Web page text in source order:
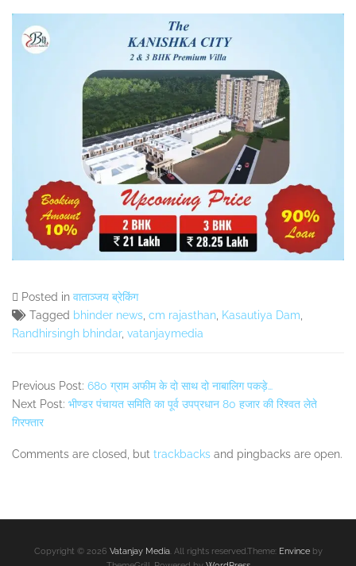
Posted in वाताञ्जय ब्रेकिंग
Tagged bhinder news cm rajasthan Kasautiya Dam
Randhirsingh bhindar, vatanjaymedia
Previous Post: 680 ग्राम अफीम के दो साथ दो नाबालिग पकड़े…
Next Post: भीण्डर पंचायत समिति का पूर्व उपप्रधान 80 हजार की रिश्वत लेते
गिरफ्तार
Comments are closed, but trackbacks and pingbacks are open.
Copyright © 2026 Vatanjay Media. All rights reserved.Theme: Envinceby